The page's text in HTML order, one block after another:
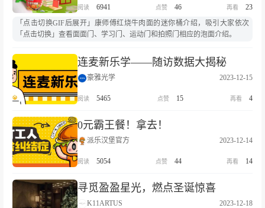
6941 46
23
「点击切换GIF后展开」康师傅红烧牛肉面的迷你桶介绍，吸引大家依次
「点击切换」查看面面门、学习门、运动门和拍照门相应的泡面介绍。
连麦新乐学——随访数据大揭秘
豪雅光学 2023-12-15
5465 15 4
0元霸王餐！拿去！
派乐汉堡官方 2023-12-14
5054 44 14
寻觅盈盈星光，燃点圣诞惊喜
K11ARTUS 2023-12-18